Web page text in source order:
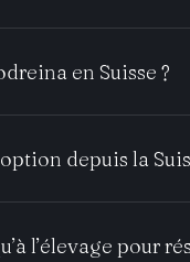
en Suisse ?
depuis la
l’élevage pour